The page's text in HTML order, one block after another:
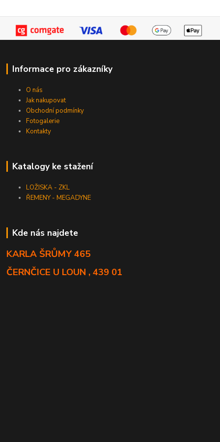
Informace pro zákazníky
O nás
Jak nakupovat
Obchodní podmínky
Fotogalerie
Kontakty
Katalogy ke stažení
LOŽISKA - ZKL
ŘEMENY - MEGADYNE
Kde nás najdete
KARLA ŠRŮMY 465
ČERNČICE U LOUN , 439 01